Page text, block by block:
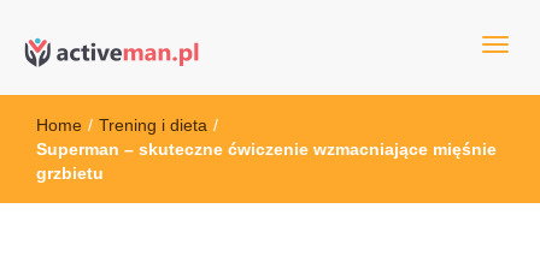
active man – sprzęt sportowy
sportowym
Home / Trening i dieta /
Superman – skuteczne ćwiczenie wzmacniające mięśnie
grzbietu